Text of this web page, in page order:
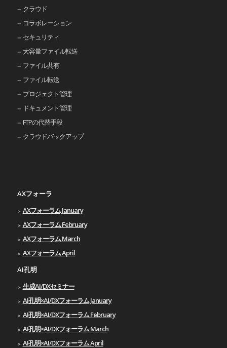
クラウド
コラボレーション
セキュリティ
大容量ファイル転送
ファイル共有
ファイル転送
プロジェクト管理
ドキュメント管理
FTPの代替手段
クラウドバックアップ
AXフォーラ
AXフォーラム January
AXフォーラム February
AXフォーラム March
AXフォーラム April
AI孔明
生成AI/DXセミナー
AI孔明×AI/DXフォーラム January
AI孔明×AI/DXフォーラム February
AI孔明×AI/DXフォーラム March
AI孔明×AI/DXフォーラム April